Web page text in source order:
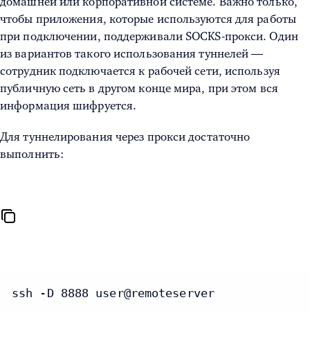
чтобы приложения, которые используются для работы
при подключении, поддерживали SOCKS-прокси. Один
из вариантов такого использования туннелей —
сотрудник подключается к рабочей сети, используя
публичную сеть в другом конце мира, при этом вся
информация шифруется.
Для туннелирования через прокси достаточно
выполнить:
ssh -D 8888 user@remoteserver